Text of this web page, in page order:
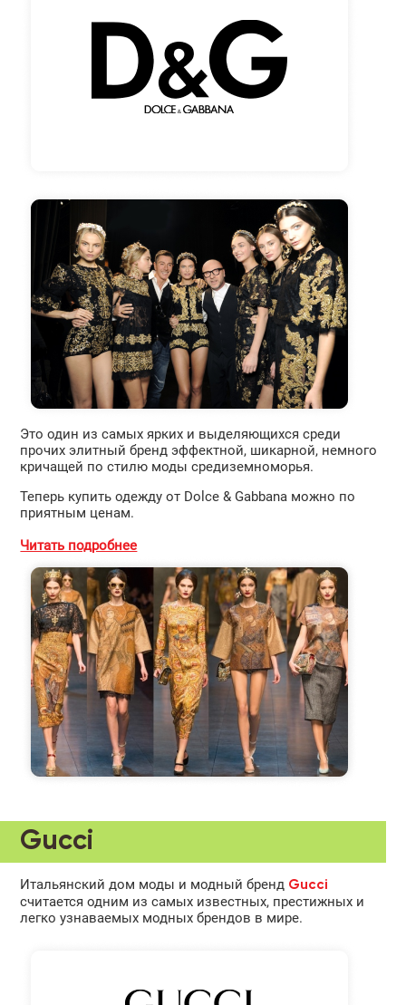
Это один из самых ярких и выделяющихся среди
прочих элитный бренд эффектной, шикарной, немного
кричащей по стилю моды средиземноморья.
Теперь купить одежду от Dolce & Gabbana можно по
приятным ценам.
Читать подробнее
Gucci
Итальянский дом моды и модный бренд Gucci
считается одним из самых известных, престижных и
легко узнаваемых модных брендов в мире.